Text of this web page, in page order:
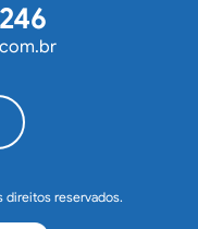
direitos reservados.